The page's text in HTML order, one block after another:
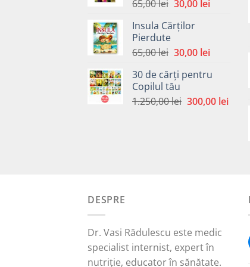
65,00lei Prețul
a
65,00 lei.
30,00 leiPrețul
Insula Cărților
Pierdute
65,00lei Prețul
a
fost:
65,00 lei.
30,00 leiPrețul
este:
30 de cărți pentru
Copilul tău
1.250,00lei Prețul
300,00 leiPrețul
DESPRE
Dr. Vasi Rădulescu este medic
specialist internist, expert în
nutriție, educator în sănătate.